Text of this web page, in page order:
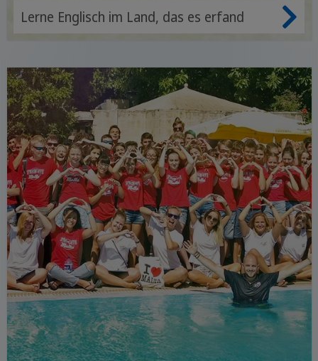
Lerne Englisch im Land, das es erfand